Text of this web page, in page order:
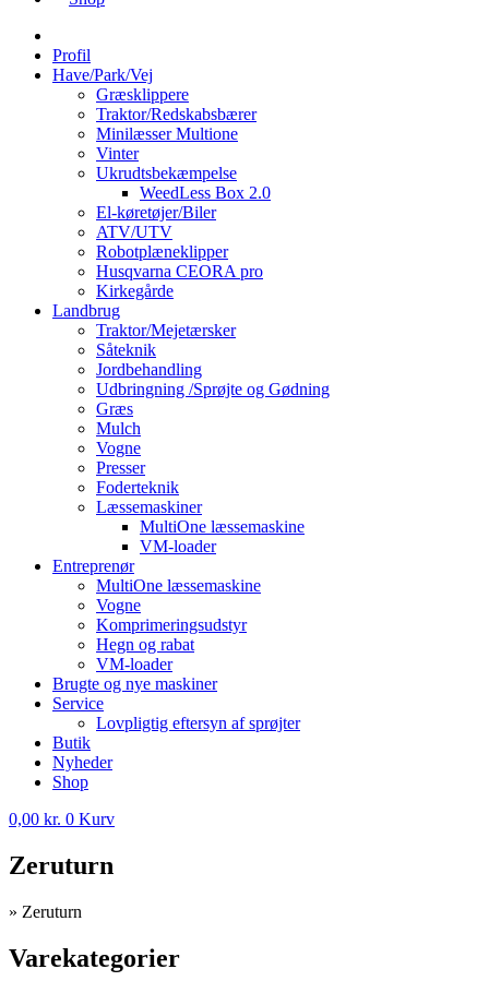
Profil
Have/Park/Vej
Græsklippere
Traktor/Redskabsbærer
Minilæsser Multione
Vinter
Ukrudtsbekæmpelse
WeedLess Box 2.0
El-køretøjer/Biler
ATV/UTV
Robotplæneklipper
Husqvarna CEORA pro
Kirkegårde
Landbrug
Traktor/Mejetærsker
Såteknik
Jordbehandling
Udbringning /Sprøjte og Gødning
Græs
Mulch
Vogne
Presser
Foderteknik
Læssemaskiner
MultiOne læssemaskine
VM-loader
Entreprenør
MultiOne læssemaskine
Vogne
Komprimeringsudstyr
Hegn og rabat
VM-loader
Brugte og nye maskiner
Service
Lovpligtig eftersyn af sprøjter
Butik
Nyheder
Shop
0,00 kr. 0 Kurv
Zeruturn
» Zeruturn
Varekategorier